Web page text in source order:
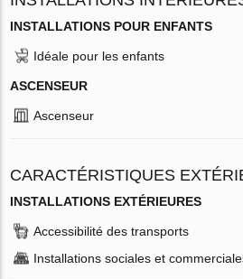
INSTALLATIONS POUR ENFANTS
Idéale pour les enfants
ASCENSEUR
Ascenseur
CARACTÉRISTIQUES
INSTALLATIONS EXTÉRIEURES
Accessibilité des transports
Installations sociales et